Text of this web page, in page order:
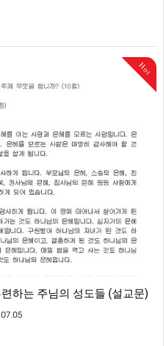
Hot
하는 주님의 성도들 (설교문)